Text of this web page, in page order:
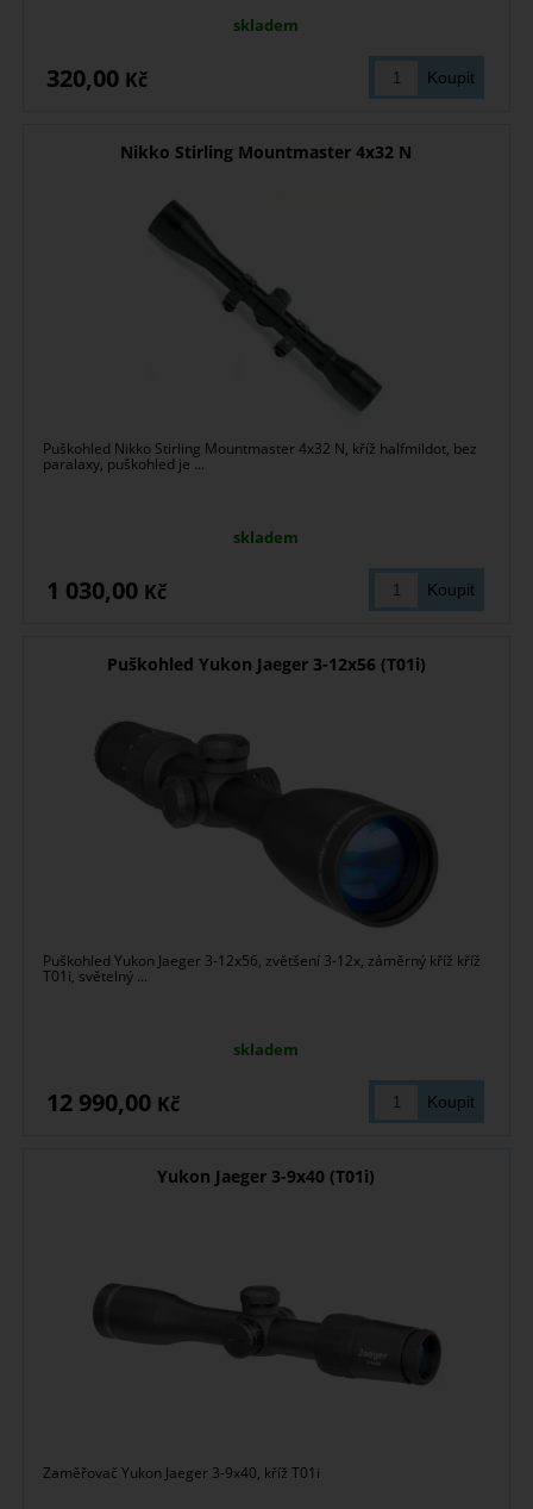
skladem
320,00 Kč
Nikko Stirling Mountmaster 4x32 N
Puškohled Nikko Stirling Mountmaster 4x32 N, kříž halfmildot, bez
paralaxy, puškohled je ...
skladem
1 030,00 Kč
Puškohled Yukon Jaeger 3-12x56 (T01i)
Puškohled Yukon Jaeger 3-12x56, zvětšení 3-12x, záměrný kříž kříž
T01i, světelný ...
skladem
12 990,00 Kč
Yukon Jaeger 3-9x40 (T01i)
Zaměřovač Yukon Jaeger 3-9x40, kříž T01i